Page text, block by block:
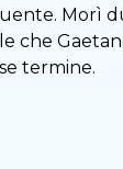
Morì
che
termine.